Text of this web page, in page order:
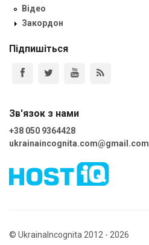
Відео
Закордон
Підпишіться
Зв'язок з нами
+38 050 9364428
ukrainaincognita.com@gmail.com
© UkrainaIncognita 2012 - 2026